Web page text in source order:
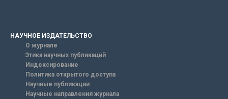
НАУЧНОЕ ИЗДАТЕЛЬСТВО
О журнале
Этика научных публикаций
Индексирование
Политика открытого доступа
Научные публикации
Научные направления журнала